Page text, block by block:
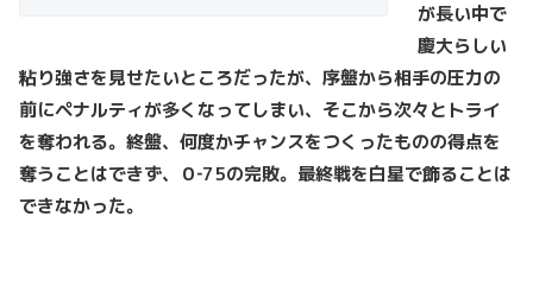
が長い中で
慶大らしい
粘り強さを見せたいところだったが、序盤から相手の圧力の
前にペナルティが多くなってしまい、そこから次々とトライ
を奪われる。終盤、何度かチャンスをつくったものの得点を
奪うことはできず、０‐75の完敗。最終戦を白星で飾ることは
できなかった。